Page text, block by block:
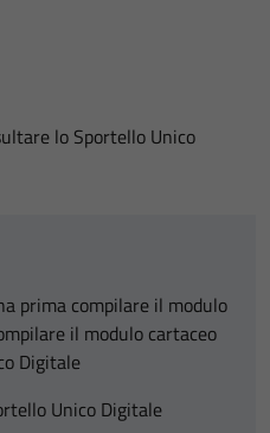
lo Sportello Unico
prima compilare il modulo
il modulo cartaceo
Digitale
Unico Digitale